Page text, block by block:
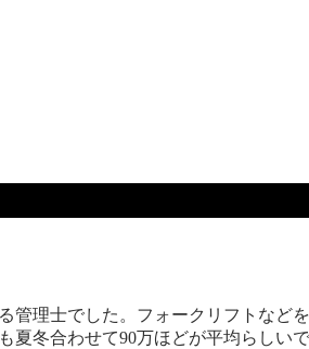
理士でした。フォークリフトなど
冬合わせて90万ほどが平均らしい